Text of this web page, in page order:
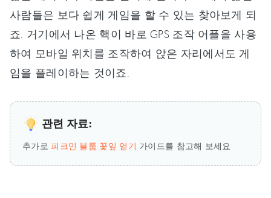
사람들은 보다 쉽게 게임을 할 수 있는 찾아보게 되
죠. 거기에서 나온 핵이 바로 GPS 조작 어플을 사용
하여 모바일 위치를 조작하여 앉은 자리에서도 게
임을 플레이하는 것이죠.
관련 자료:
추가로피크민 블룸 꽃잎 얻기 가이드를 참고해 보세요